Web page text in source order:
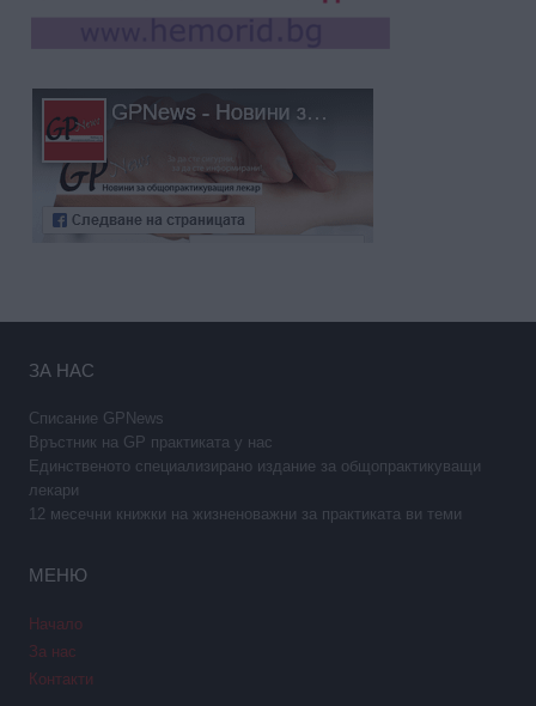
ЗА НАС
Списание GPNews
Връстник на GP практиката у нас
Единственото специализирано издание за общопрактикуващи
лекари
12 месечни книжки на жизненоважни за практиката ви теми
МЕНЮ
Начало
За нас
Контакти